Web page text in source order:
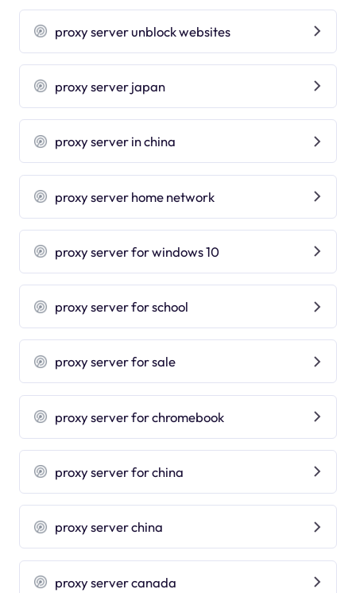
proxy server unblock websites
proxy server japan
proxy server in china
proxy server home network
proxy server for windows 10
proxy server for school
proxy server for sale
proxy server for chromebook
proxy server for china
proxy server china
proxy server canada